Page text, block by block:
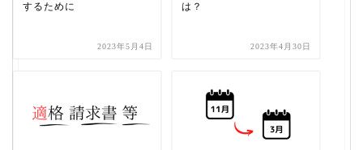
するために
2023年5月4日
は？
2023年4月30日